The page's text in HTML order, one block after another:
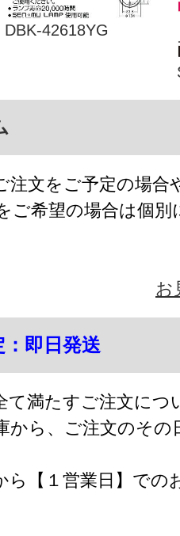
DBK-42618YG
注文をご予定の場合
ご希望の場合は個別
お
即日発送
満たすご注文につ
から、ご注文のそ
ら【１営業日】での